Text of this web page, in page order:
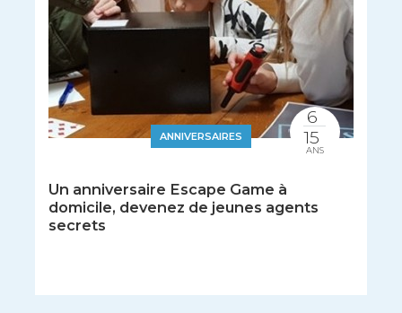
ANNIVERSAIRES
Un anniversaire Escape Game à
domicile, devenez de jeunes agents
secrets
6
15
ANS